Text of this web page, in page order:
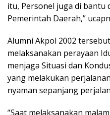
itu, Personel juga di bantu
Pemerintah Daerah,”
Alumni Akpol 2002
melaksanakan perayaan
menjaga Situasi dan
yang melakukan
nyaman sepanjang
“Saat melaksanakan